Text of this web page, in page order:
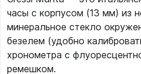
часы с корпусом (13 мм) из
минеральное стекло
безелем (удобно
хронометра с
ремешком.